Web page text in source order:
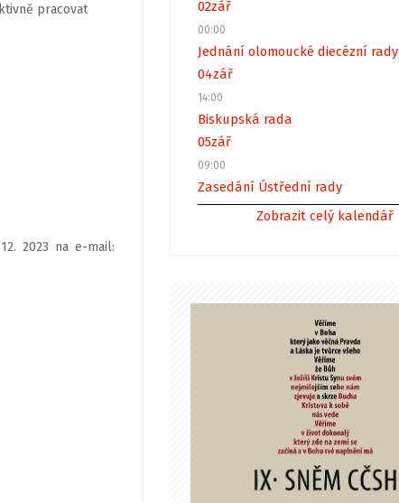
pracovat
2023 na e-mail:
02zář
00:00
Jednání olomoucké diecézní rady
04zář
14:00
Biskupská rada
05zář
09:00
Zasedání Ústřední rady
Zobrazit celý kalendář